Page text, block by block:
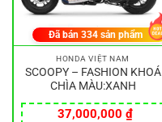
HONDA VIỆT NAM
SCOOPY – FASHION KHOÁ
CHÌA MÀU:XANH
37,000,000 ₫
Đã bán334 sản phẩm